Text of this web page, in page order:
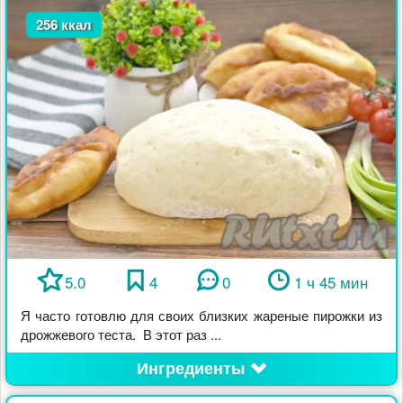
256 ккал
5.0 4 0 1 ч 45 мин
Я часто готовлю для своих близких жареные пирожки из
дрожжевого теста. В этот раз ...
Ингредиенты